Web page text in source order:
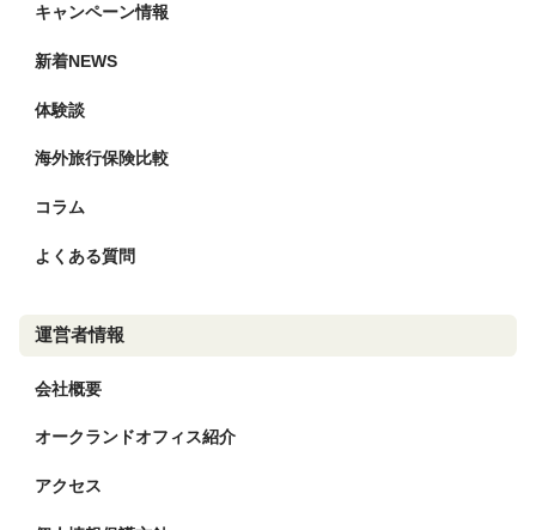
キャンペーン情報
新着NEWS
体験談
海外旅行保険比較
コラム
よくある質問
運営者情報
会社概要
オークランドオフィス紹介
アクセス